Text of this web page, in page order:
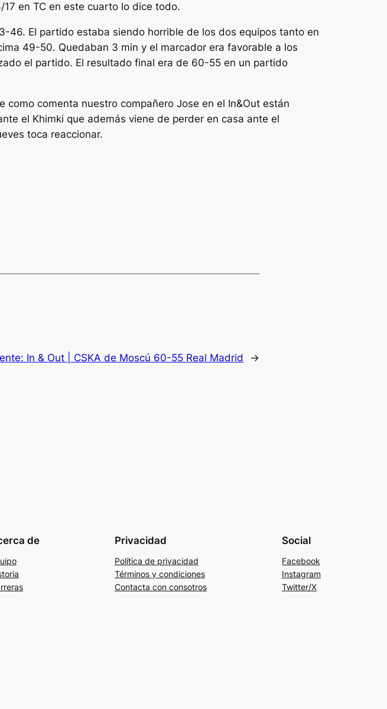
en TC en este cuarto lo dice todo.
46. El partido estaba siendo horrible de los dos equipos tanto en
49-50. Quedaban 3 min y el marcador era favorable a los
el partido. El resultado final era de 60-55 en un partido
comenta nuestro compañero Jose en el In&Out están
el Khimki que además viene de perder en casa ante el
toca reaccionar.
In & Out | CSKA de Moscú 60-55 Real Madrid →
de Privacidad
Política de privacidad
Términos y condiciones
Contacta con consotros
Social
Facebook
Instagram
Twitter/X